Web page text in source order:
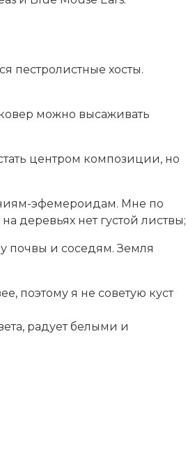
пестролистные хосты.
можно высаживать
центром композиции, но
эфемероидам. Мне по
деревьях нет густой листвы;
почвы и соседям. Земля
поэтому я не советую куст
радует белыми и